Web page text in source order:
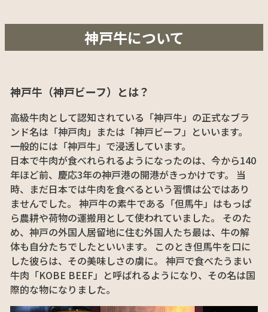
神戸牛について
神戸牛（神戸ビーフ）とは？
高級牛肉として認知されている「神戸牛」の正式なブラ
ンド名は「神戸肉」または「神戸ビーフ」といいます。
一般的には「神戸牛」で浸透しています。
日本で牛肉が食べれられるようになったのは、今から140
年ほど前、慶応3年の神戸港の開港がきっかけです。 当
時、まだ日本では牛肉を食べるという習慣は公ではあり
ませんでした。 神戸牛の素牛である「但馬牛」はもっぱ
ら農耕や荷物の運搬用として使われていました。 そのた
め、神戸の外国人居留地に住む外国人たち最は、牛の解
体も自分たちでしたといいます。 このとき但馬牛を口に
した彼らは、その美味しさの虜に。 神戸で食べたうまい
牛肉「KOBE BEEF」と呼ばれるようになり、その名は国
際的な物になりました。